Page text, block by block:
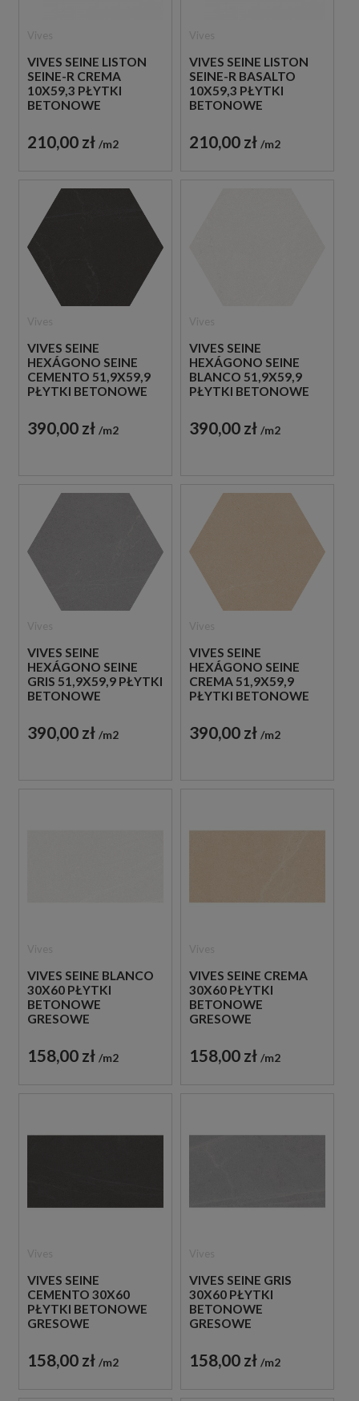
VIVES SEINE LISTON
SEINE-R CREMA
10X59,3 PŁYTKI
BETONOWE
210,00 zł m2
VIVES SEINE LISTON
SEINE-R BASALTO
10X59,3 PŁYTKI
BETONOWE
210,00 zł m2
VIVES SEINE
HEXÁGONO SEINE
CEMENTO 51,9X59,9
PŁYTKI BETONOWE
390,00 zł m2
VIVES SEINE
HEXÁGONO SEINE
BLANCO 51,9X59,9
PŁYTKI BETONOWE
390,00 zł m2
VIVES SEINE
HEXÁGONO SEINE
GRIS 51,9X59,9 PŁYTKI
BETONOWE
390,00 zł m2
VIVES SEINE
HEXÁGONO SEINE
CREMA 51,9X59,9
PŁYTKI BETONOWE
390,00 zł m2
VIVES SEINE BLANCO
30X60 PŁYTKI
BETONOWE
GRESOWE
158,00 zł m2
VIVES SEINE CREMA
30X60 PŁYTKI
BETONOWE
GRESOWE
158,00 zł m2
VIVES SEINE
CEMENTO 30X60
PŁYTKI BETONOWE
GRESOWE
158,00 zł m2
VIVES SEINE GRIS
30X60 PŁYTKI
BETONOWE
GRESOWE
158,00 zł m2